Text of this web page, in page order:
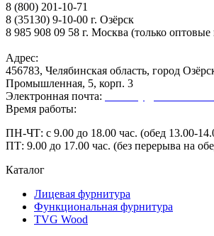
8 (800) 201-10-71
8 (35130) 9-10-00 г. Озёрск
8 985 908 09 58 г. Москва (только
Адрес:
456783, Челябинская область, город
Промышленная, 5, корп. 3
Электронная почта:
Время работы:
ПН-ЧТ: с 9.00 до 18.00 час. (обед 13.00-
ПТ: 9.00 до 17.00 час. (без перерыва на
Каталог
Лицевая фурнитура
Функциональная фурнитура
TVG Wood